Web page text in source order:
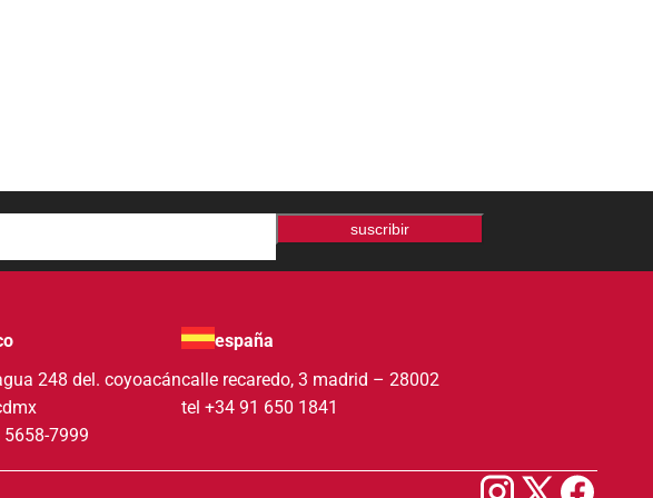
suscribir
248 del. coyoacán
7999
españa
calle recaredo, 3 madrid – 28002
tel +34 91 650 1841